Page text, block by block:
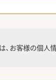
、お客様の個